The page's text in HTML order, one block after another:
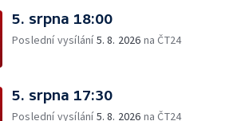
5. srpna 18:00
Poslední vysílání5. 8. 2026 na ČT24
5. srpna 17:30
Poslední vysílání5. 8. 2026 na ČT24